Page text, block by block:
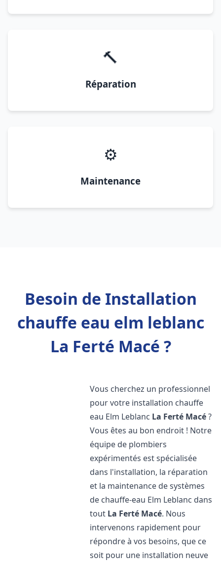
🔨
Réparation
⚙️
Maintenance
Besoin de Installation
chauffe eau elm leblanc
La Ferté Macé ?
Vous cherchez un professionnel
pour votre installation chauffe
eau Elm Leblanc La Ferté Macé?
Vous êtes au bon endroit ! Notre
équipe de plombiers
expérimentés est spécialisée
dans l'installation, la réparation
et la maintenance de systèmes
de chauffe-eau Elm Leblanc dans
tout La Ferté Macé. Nous
intervenons rapidement pour
répondre à vos besoins, que ce
soit pour une installation neuve